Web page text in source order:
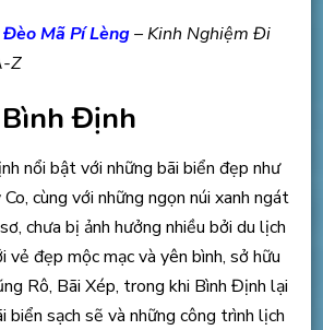
Mã Pí Lèng– Kinh Nghiệm Đi
Z
Bình Định
nổi bật với những bãi biển đẹp như
cùng với những ngọn núi xanh ngát
chưa bị ảnh hưởng nhiều bởi du lịch
vẻ đẹp mộc mạc và yên bình, sở hữu
Rô, Bãi Xép, trong khi Bình Định lại
biển sạch sẽ và những công trình lịch